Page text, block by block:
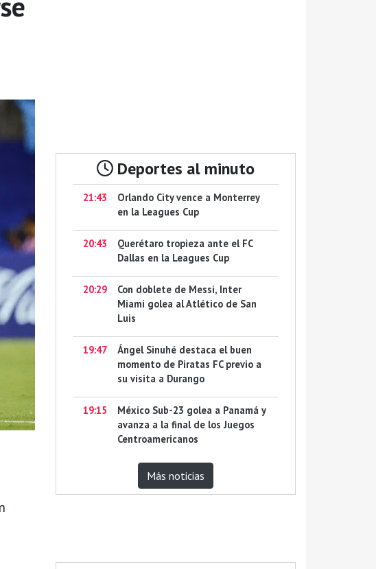
Deportes al minuto
21:43
Orlando City vence a Monterrey
en la Leagues Cup
20:43
Querétaro tropieza ante el FC
Dallas en la Leagues Cup
20:29
Con doblete de Messi, Inter
Miami golea al Atlético de San
Luis
19:47
Ángel Sinuhé destaca el buen
momento de Piratas FC previo a
su visita a Durango
19:15
México Sub-23 golea a Panamá y
avanza a la final de los Juegos
Centroamericanos
Más noticias